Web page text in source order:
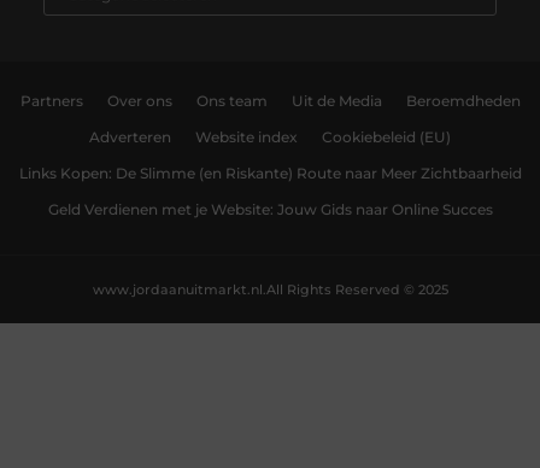
Partners Over ons Ons team Uit de Media Beroemdheden
Adverteren Website index Cookiebeleid (EU)
Links Kopen: De Slimme (en Riskante) Route naar Meer Zichtbaarheid
Geld Verdienen met je Website: Jouw Gids naar Online Succes
All Rights Reserved © 2025
www.jordaanuitmarkt.nl.